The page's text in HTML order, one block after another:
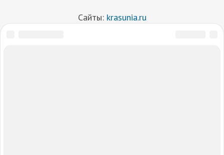
Сайты: krasunia.ru